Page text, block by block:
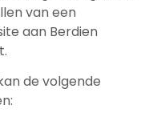
van een
aan Berdien
de volgende